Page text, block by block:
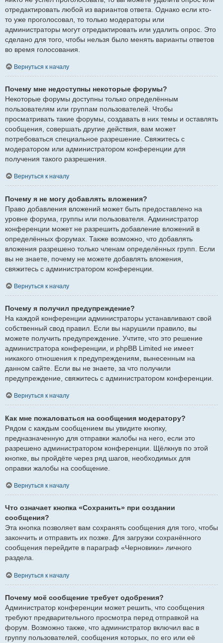
отредактировать любой из вариантов ответа. Однако если кто-
то уже проголосовал, то только модераторы или
администраторы могут отредактировать или удалить опрос. Это
сделано для того, чтобы нельзя было менять варианты ответов
во время голосования.
Вернуться к началу
Почему мне недоступны некоторые форумы?
Некоторые форумы доступны только определённым
пользователям или группам пользователей. Чтобы
просматривать такие форумы, создавать в них темы и оставлять
сообщения, совершать другие действия, вам может
потребоваться специальное разрешение. Свяжитесь с
модератором или администратором конференции для
получения такого разрешения.
Вернуться к началу
Почему я не могу добавлять вложения?
Право добавления вложений может быть предоставлено на
уровне форума, группы или пользователя. Администратор
конференции может не разрешить добавление вложений в
определённых форумах. Также возможно, что добавлять
вложения разрешено только членам определённых групп. Если
вы не знаете, почему не можете добавлять вложения,
свяжитесь с администратором конференции.
Вернуться к началу
Почему я получил предупреждение?
На каждой конференции администраторы устанавливают свой
собственный свод правил. Если вы нарушили правило, вы
можете получить предупреждение. Учтите, что это решение
администратора конференции, и phpBB Limited не имеет
никакого отношения к предупреждениям, вынесенным на
данном сайте. Если вы не знаете, за что получили
предупреждение, свяжитесь с администратором конференции.
Вернуться к началу
Как мне пожаловаться на сообщения модератору?
Рядом с каждым сообщением вы увидите кнопку,
предназначенную для отправки жалобы на него, если это
разрешено администратором конференции. Щёлкнув по этой
кнопке, вы пройдёте через ряд шагов, необходимых для
оправки жалобы на сообщение.
Вернуться к началу
Что означает кнопка «Сохранить» при создании
сообщения?
Эта кнопка позволяет вам сохранять сообщения для того, чтобы
закончить и отправить их позже. Для загрузки сохранённого
сообщения перейдите в параграф «Черновики» личного
раздела.
Вернуться к началу
Почему моё сообщение требует одобрения?
Администратор конференции может решить, что сообщения
требуют предварительного просмотра перед отправкой на
форум. Возможно также, что администратор включил вас в
группу пользователей, сообщения которых, по его или её